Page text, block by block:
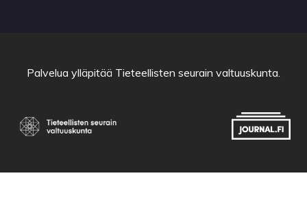
Palvelua ylläpitää Tieteellisten seurain valtuuskunta.